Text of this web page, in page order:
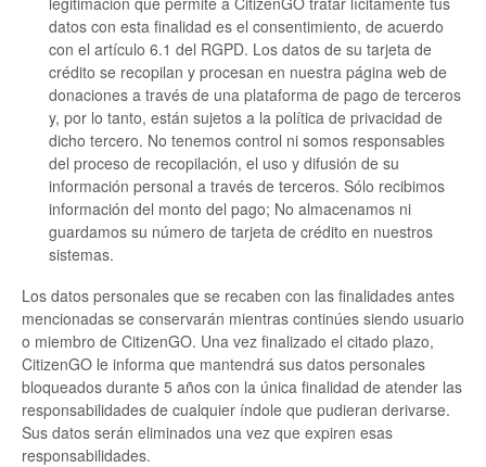
datos con esta finalidad es el consentimiento, de acuerdo
con el artículo 6.1 del RGPD. Los datos de su tarjeta de
crédito se recopilan y procesan en nuestra página web de
donaciones a través de una plataforma de pago de terceros
y, por lo tanto, están sujetos a la política de privacidad de
dicho tercero. No tenemos control ni somos responsables
del proceso de recopilación, el uso y difusión de su
información personal a través de terceros. Sólo recibimos
información del monto del pago; No almacenamos ni
guardamos su número de tarjeta de crédito en nuestros
sistemas.
Los datos personales que se recaben con las finalidades antes
mencionadas se conservarán mientras continúes siendo usuario
o miembro de CitizenGO. Una vez finalizado el citado plazo,
CitizenGO le informa que mantendrá sus datos personales
bloqueados durante 5 años con la única finalidad de atender las
responsabilidades de cualquier índole que pudieran derivarse.
Sus datos serán eliminados una vez que expiren esas
responsabilidades.